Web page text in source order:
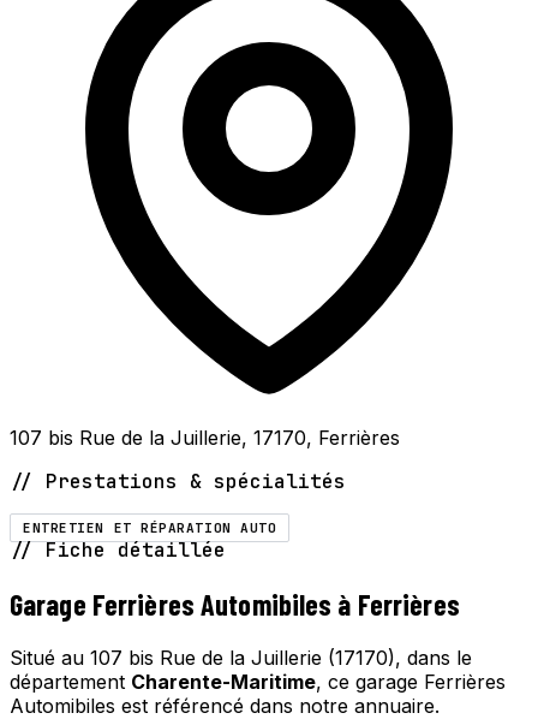
107 bis Rue de la Juillerie, 17170, Ferrières
// Prestations & spécialités
ENTRETIEN ET RÉPARATION AUTO
// Fiche détaillée
Garage Ferrières Automibiles à Ferrières
Situé au 107 bis Rue de la Juillerie (17170), dans le
département Charente-Maritime, ce garage Ferrières
Automibiles est référencé dans notre annuaire.